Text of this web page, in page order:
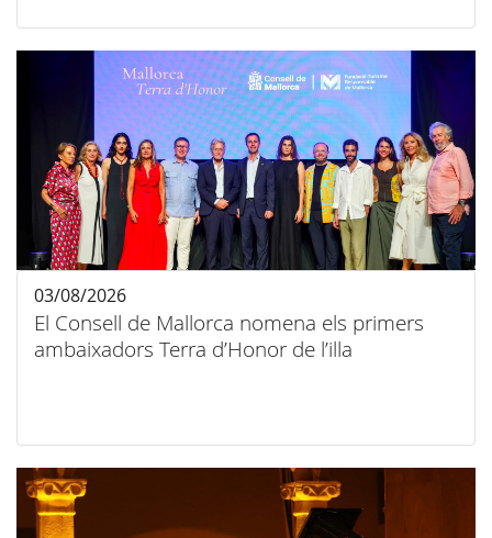
El Consell de Mallorca nomena els primers
ambaixadors Terra d’Honor de l’illa
03/08/2026